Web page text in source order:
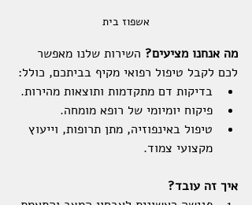
אשפוז בית
מה אנחנו מציעים? השירות שלנו מאפשר
לכם לקבל טיפול רפואי מקיף בביתכם, כולל:
בדיקות דם מתקדמות ותוצאות מהירות.
פיקוח יומיומי של רופא מומחה.
טיפול באינפוזיה, מתן תרופות, וייעוץ
מקצועי צמוד.
איך זה עובד?